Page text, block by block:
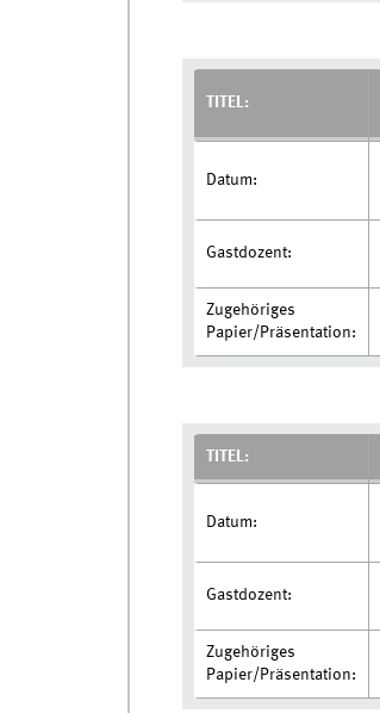
TITEL:
Datum:
Gastdozent:
Zugehöriges
Papier/Präsentation:
TITEL:
Datum:
Gastdozent:
Zugehöriges
Papier/Präsentation: